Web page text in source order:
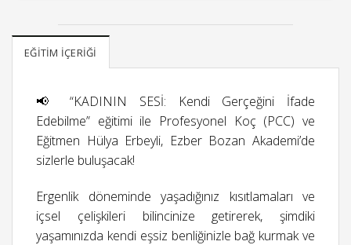
EĞITIM İÇERIĞI
📢 “KADININ SESİ: Kendi Gerçeğini İfade
Edebilme” eğitimi ile Profesyonel Koç (PCC) ve
Eğitmen Hülya Erbeyli, Ezber Bozan Akademi’de
sizlerle buluşacak!
Ergenlik döneminde yaşadığınız kısıtlamaları ve
içsel çelişkileri bilincinize getirerek, şimdiki
yaşamınızda kendi eşsiz benliğinizle bağ kurmak ve